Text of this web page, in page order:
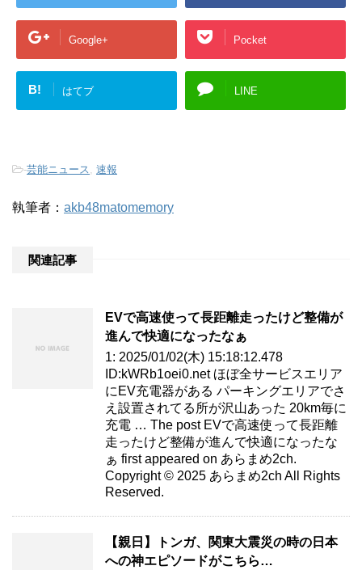
Google+ Pocket
B! はてブ LINE
-芸能ニュース, 速報
執筆者： akb48matomemory
関連記事
EVで高速使って長距離走ったけど整備が
進んで快適になったなぁ
1: 2025/01/02(木) 15:18:12.478
ID:kWRb1oei0.net ほぼ全サービスエリア
にEV充電器がある パーキングエリアでさ
え設置されてる所が沢山あった 20km毎に
充電 … The post EVで高速使って長距離
走ったけど整備が進んで快適になったな
ぁ first appeared on あらまめ2ch.
Copyright © 2025 あらまめ2ch All Rights
Reserved.
【親日】トンガ、関東大震災の時の日本
への神エピソードがこちら…